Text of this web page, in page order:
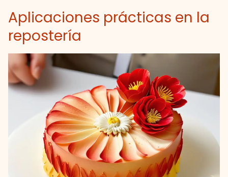
Aplicaciones prácticas en la
repostería